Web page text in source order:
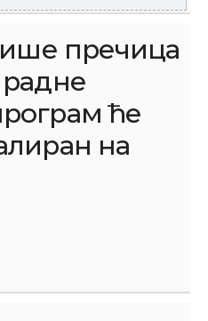
пречица
ће
на